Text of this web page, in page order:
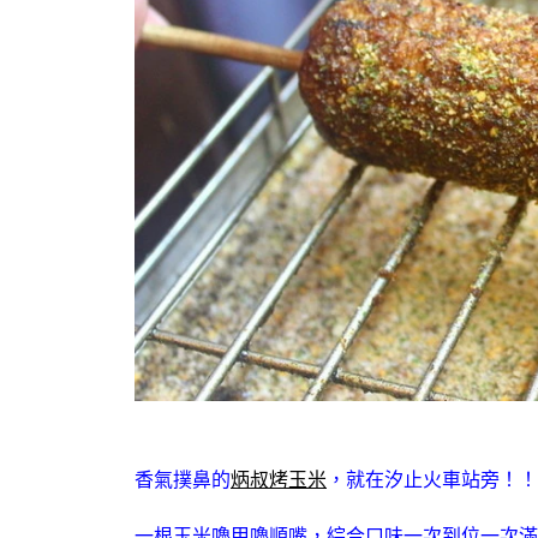
香氣撲鼻的炳叔烤玉米 ，就在汐止火車站旁！！